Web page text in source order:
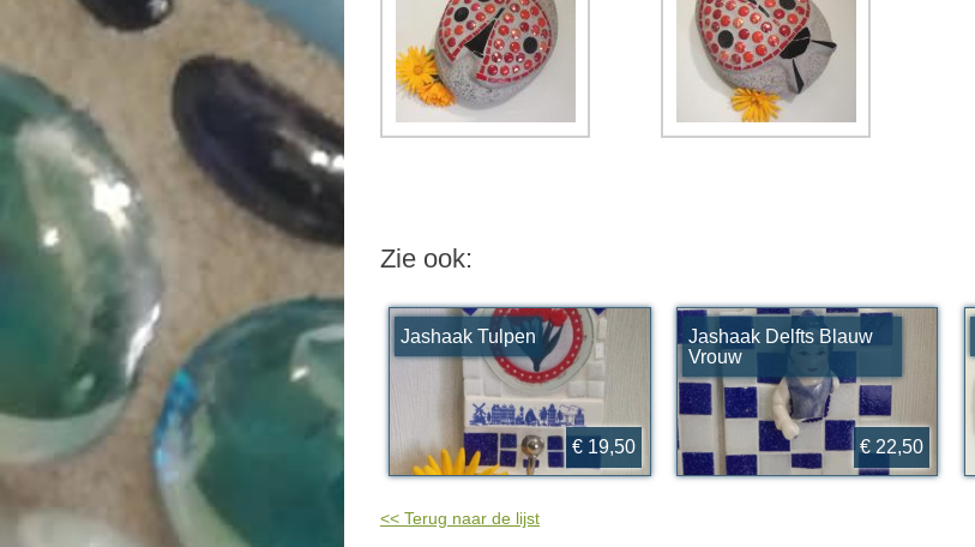
Zie ook:
Jashaak Tulpen
€ 19,50
Jashaak Delfts Blauw
Vrouw
€ 22,50
<< Terug naar de lijst